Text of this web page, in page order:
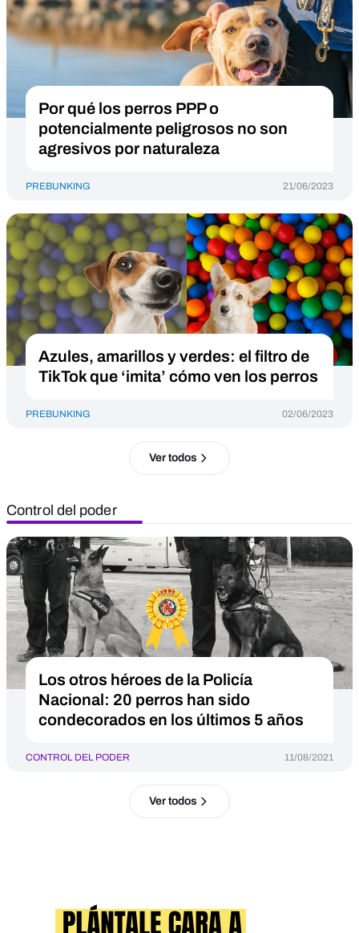
Por qué los perros PPP o
potencialmente peligrosos no son
agresivos por naturaleza
PREBUNKING 21/06/2023
Azules, amarillos y verdes: el filtro de
TikTok que ‘imita’ cómo ven los perros
PREBUNKING 02/06/2023
Ver todos
Control del poder
Los otros héroes de la Policía
Nacional: 20 perros han sido
condecorados en los últimos 5 años
CONTROL DEL PODER 11/08/2021
Ver todos